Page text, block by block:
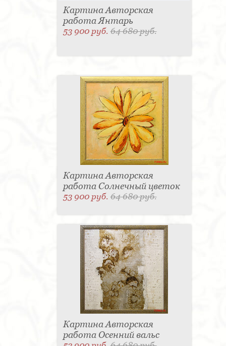
Картина Авторская
работа Янтарь
53 900 руб.64 680 руб.
Картина Авторская
работа Солнечный цветок
53 900 руб.64 680 руб.
Картина Авторская
работа Осенний вальс